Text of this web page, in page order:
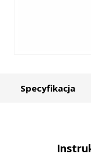
Specyfikacja